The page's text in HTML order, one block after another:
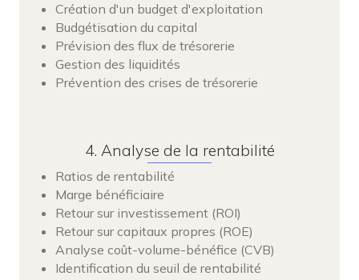
Création d'un budget d'exploitation
Budgétisation du capital
Prévision des flux de trésorerie
Gestion des liquidités
Prévention des crises de trésorerie
4. Analyse de la rentabilité
Ratios de rentabilité
Marge bénéficiaire
Retour sur investissement (ROI)
Retour sur capitaux propres (ROE)
Analyse coût-volume-bénéfice (CVB)
Identification du seuil de rentabilité